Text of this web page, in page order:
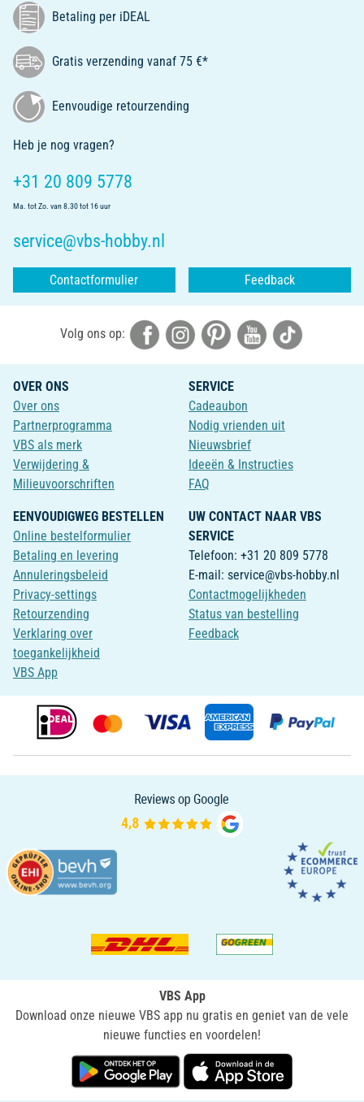
Betaling per iDEAL
Gratis verzending vanaf 75 €*
Eenvoudige retourzending
Heb je nog vragen?
+31 20 809 5778
Ma. tot Zo. van 8.30 tot 16 uur
service@vbs-hobby.nl
Contactformulier Feedback
Volg ons op:
OVER ONS
Over ons
Partnerprogramma
VBS als merk
Verwijdering &
Milieuvoorschriften
SERVICE
Cadeaubon
Nodig vrienden uit
Nieuwsbrief
Ideeën & Instructies
FAQ
EENVOUDIGWEG BESTELLEN
Online bestelformulier
Betaling en levering
Annuleringsbeleid
Privacy-settings
Retourzending
Verklaring over
toegankelijkheid
VBS App
UW CONTACT NAAR VBS
SERVICE
Telefoon: +31 20 809 5778
E-mail: service@vbs-hobby.nl
Contactmogelijkheden
Status van bestelling
Feedback
VBS App
Download onze nieuwe VBS app nu gratis en geniet van de vele
nieuwe functies en voordelen!